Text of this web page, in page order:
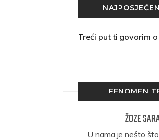
Treći put ti govorim
FENOMEN
ŽOZE
U nama je nešto